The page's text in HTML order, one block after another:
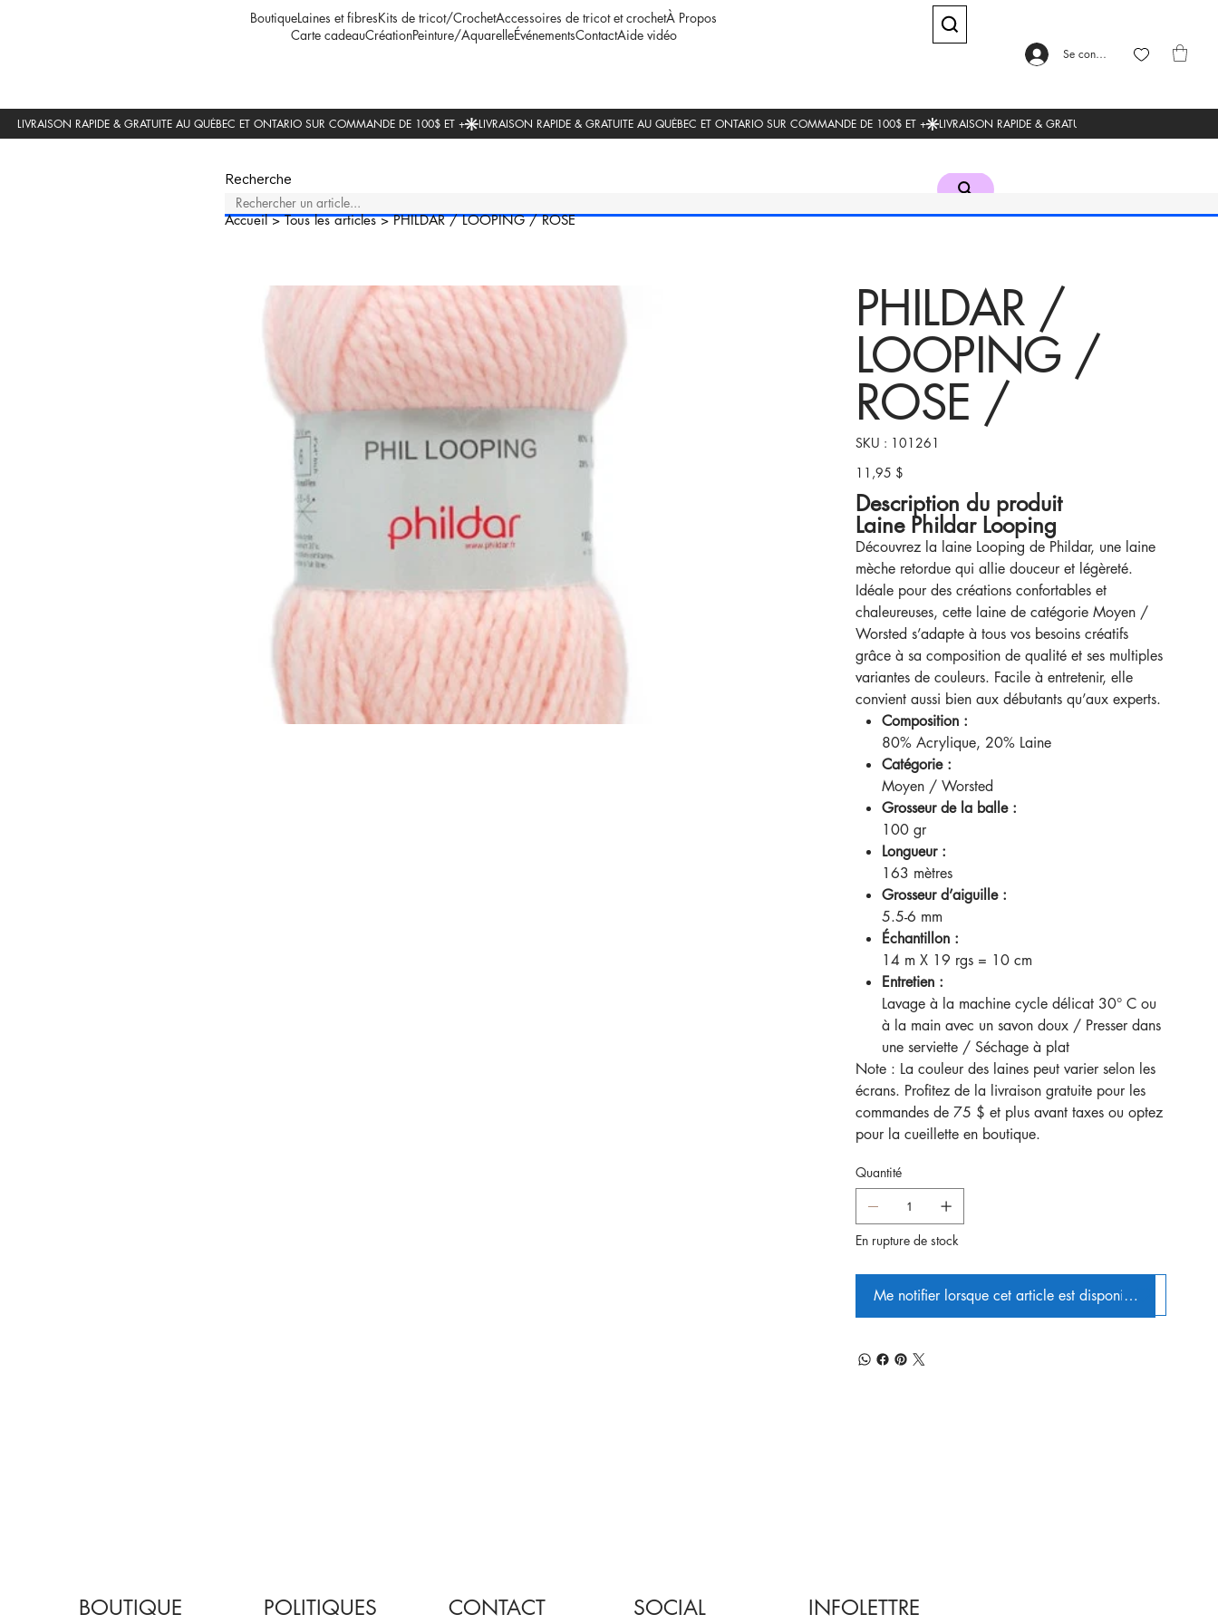
BoutiqueLaines et fibresKits de tricot/CrochetAccessoires de tricot et crochetÀ Propos
Carte cadeauCréationPeinture/AquarelleÉvénementsContactAide vidéo
Se connecter
Recherche
Accueil>Tous les articles>PHILDAR / LOOPING / ROSE
PHILDAR /
LOOPING /
ROSE /
SKU :
SKU
101261
101261
Prix
11,95 $
Description du produit
Laine Phildar Looping
Découvrez la laine Looping de Phildar, une laine
mèche retordue qui allie douceur et légèreté.
Idéale pour des créations confortables et
chaleureuses, cette laine de catégorie Moyen /
Worsted s’adapte à tous vos besoins créatifs
grâce à sa composition de qualité et ses multiples
variantes de couleurs. Facile à entretenir, elle
convient aussi bien aux débutants qu’aux experts.
Composition :
80% Acrylique, 20% Laine
Catégorie :
Moyen / Worsted
Grosseur de la balle :
100 gr
Longueur :
163 mètres
Grosseur d’aiguille :
5.5-6 mm
Échantillon :
14 m X 19 rgs = 10 cm
Entretien :
Lavage à la machine cycle délicat 30° C ou
à la main avec un savon doux / Presser dans
une serviette / Séchage à plat
Note : La couleur des laines peut varier selon les
écrans. Profitez de la livraison gratuite pour les
commandes de 75 $ et plus avant taxes ou optez
pour la cueillette en boutique.
Quantité
En rupture de stock
Me notifier lorsque cet article est disponible
BOUTIQUE POLITIQUES CONTACT SOCIAL INFOLETTRE